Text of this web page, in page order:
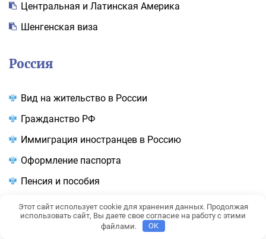
Центральная и Латинская Америка
Шенгенская виза
Россия
Вид на жительство в России
Гражданство РФ
Иммиграция иностранцев в Россию
Оформление паспорта
Пенсия и пособия
Переезд на ПМЖ в различные города
Правила въезда россиян и иностранцев в Россию
Этот сайт использует cookie для хранения данных. Продолжая
использовать сайт, Вы даете свое согласие на работу с этими
файлами.
OK